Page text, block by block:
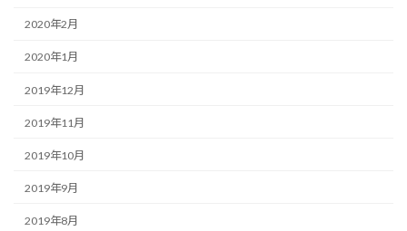
2020年2月
2020年1月
2019年12月
2019年11月
2019年10月
2019年9月
2019年8月